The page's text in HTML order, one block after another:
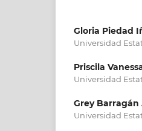
Gloria Piedad
Universidad
Priscila
Universidad
Grey Barragán
Universidad